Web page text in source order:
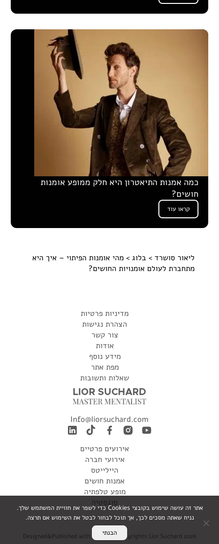
כמה אמנות התיאטרון היא חלק ממופע אומנות
חושים?
קראו עוד
ליאור סושרד > בלוג > מהי אומנות הפיתוי – איך היא
מתחברת לעולם אומנויות החושים?
אתר זה עושה שימוש בקובצי Cookies כדי לשפר את חוויית המשתמש שלך.
נניח שאתה מסכים לכך, אך תוכל לבחור לבטל את השימוש אם תרצה.
הבנתי
מדיניות פרטיות
הצהרת נגישות
צור קשר
אודות
מידע נוסף
מפת אתר
שאלות ותשובות
Info@liorsuchard.com
אירועים פרטיים
אירועי חברה
היילייטס
אמנות חושים
מופע טלפתיה
סוגסטיה
Designed&Published with Flowmo . Copyrights Lior Suchard 2026